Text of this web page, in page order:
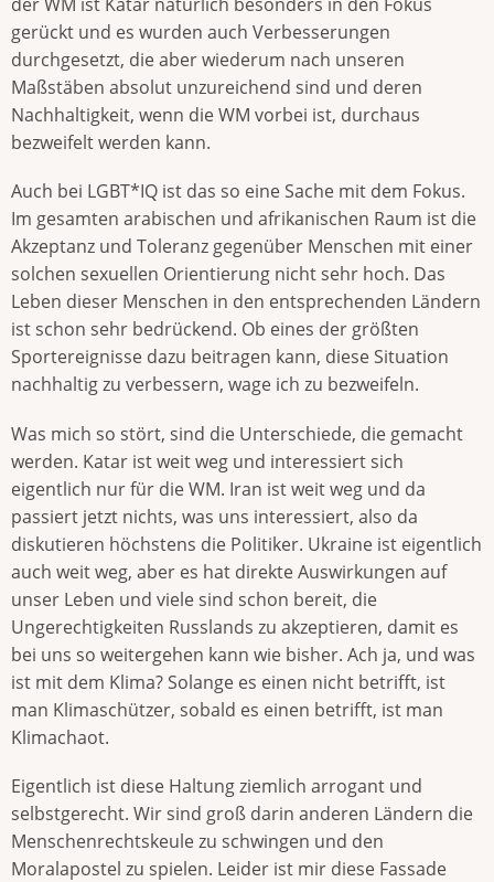
gerückt und es wurden auch Verbesserungen
durchgesetzt, die aber wiederum nach unseren
Maßstäben absolut unzureichend sind und deren
Nachhaltigkeit, wenn die WM vorbei ist, durchaus
bezweifelt werden kann.
Auch bei LGBT*IQ ist das so eine Sache mit dem Fokus.
Im gesamten arabischen und afrikanischen Raum ist die
Akzeptanz und Toleranz gegenüber Menschen mit einer
solchen sexuellen Orientierung nicht sehr hoch. Das
Leben dieser Menschen in den entsprechenden Ländern
ist schon sehr bedrückend. Ob eines der größten
Sportereignisse dazu beitragen kann, diese Situation
nachhaltig zu verbessern, wage ich zu bezweifeln.
Was mich so stört, sind die Unterschiede, die gemacht
werden. Katar ist weit weg und interessiert sich
eigentlich nur für die WM. Iran ist weit weg und da
passiert jetzt nichts, was uns interessiert, also da
diskutieren höchstens die Politiker. Ukraine ist eigentlich
auch weit weg, aber es hat direkte Auswirkungen auf
unser Leben und viele sind schon bereit, die
Ungerechtigkeiten Russlands zu akzeptieren, damit es
bei uns so weitergehen kann wie bisher. Ach ja, und was
ist mit dem Klima? Solange es einen nicht betrifft, ist
man Klimaschützer, sobald es einen betrifft, ist man
Klimachaot.
Eigentlich ist diese Haltung ziemlich arrogant und
selbstgerecht. Wir sind groß darin anderen Ländern die
Menschenrechtskeule zu schwingen und den
Moralapostel zu spielen. Leider ist mir diese Fassade